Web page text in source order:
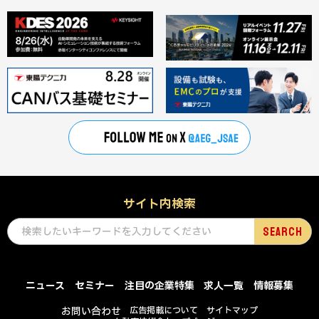
サイト内検索
ニュース セミナー 注目の企業特集 求人一覧
情報募集
お問い合わせ
広告掲載について
サイトマップ